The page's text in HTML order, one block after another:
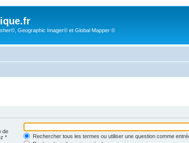
Geographic Imager© et Global Mapper ©
de
*
Rechercher tous les termes ou utiliser une question comme